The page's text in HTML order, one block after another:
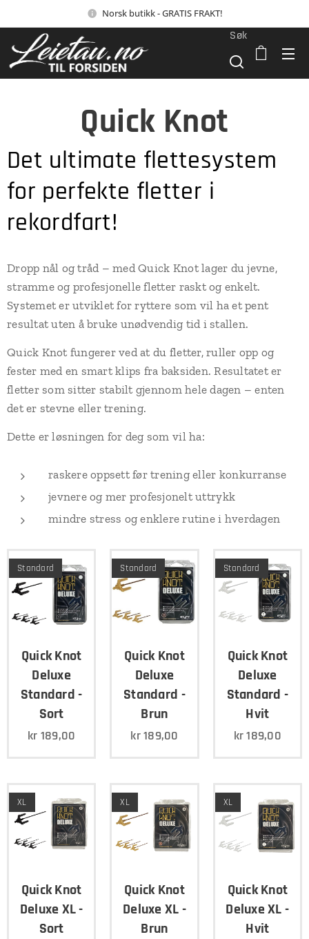
Norsk butikk - GRATIS FRAKT!
Søk
Quick Knot
Det ultimate flettesystem
for perfekte fletter i
rekordfart!
Dropp nål og tråd – med Quick Knot lager du jevne,
stramme og profesjonelle fletter raskt og enkelt.
Systemet er utviklet for ryttere som vil ha et pent
resultat uten å bruke unødvendig tid i stallen.
Quick Knot fungerer ved at du fletter, ruller opp og
fester med en smart klips fra baksiden. Resultatet er
fletter som sitter stabilt gjennom hele dagen – enten
det er stevne eller trening.
Dette er løsningen for deg som vil ha:
raskere oppsett før trening eller konkurranse
jevnere og mer profesjonelt uttrykk
mindre stress og enklere rutine i hverdagen
Quick Knot
Deluxe
Standard -
Sort
Standard
kr 189,00
Quick Knot
Deluxe
Standard -
Brun
Standard
kr189,00
Quick Knot
Deluxe
Standard -
Hvit
Standard
kr189,00
Quick Knot
Deluxe XL -
Sort
XL
Quick Knot
Deluxe XL -
Brun
XL
Quick Knot
Deluxe XL -
Hvit
XL